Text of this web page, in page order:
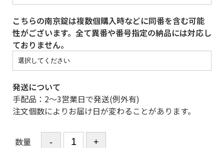
こちらの南京錠は複数個購入時などに同番を含む可能
性がございます。全て異番や番号指定の納品には対応し
ておりません。
発送について
手配品：2〜3営業日で発送(例外有)
注文個数によりお届け日が変わることがあります。
数量